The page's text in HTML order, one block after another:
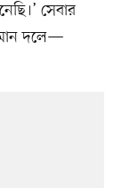
সেবার
দলে—